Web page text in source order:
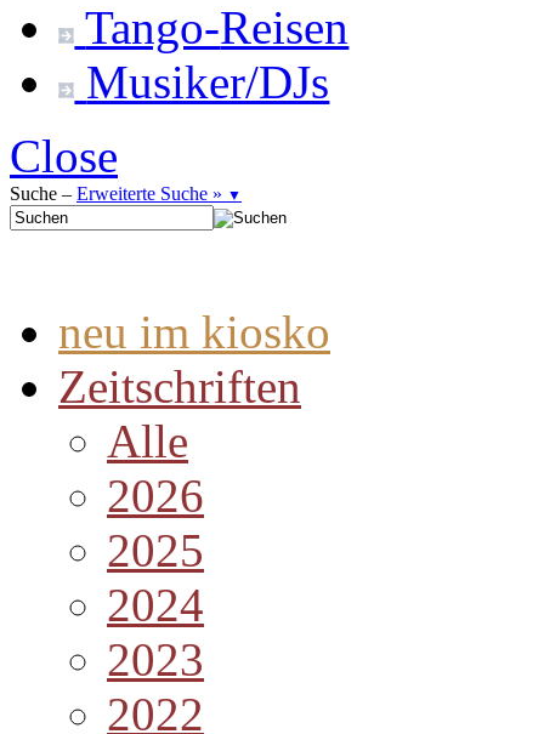
Tango-Reisen
Musiker/DJs
Close
Suche – Erweiterte Suche » ▼
neu im kiosko
Zeitschriften
Alle
2026
2025
2024
2023
2022